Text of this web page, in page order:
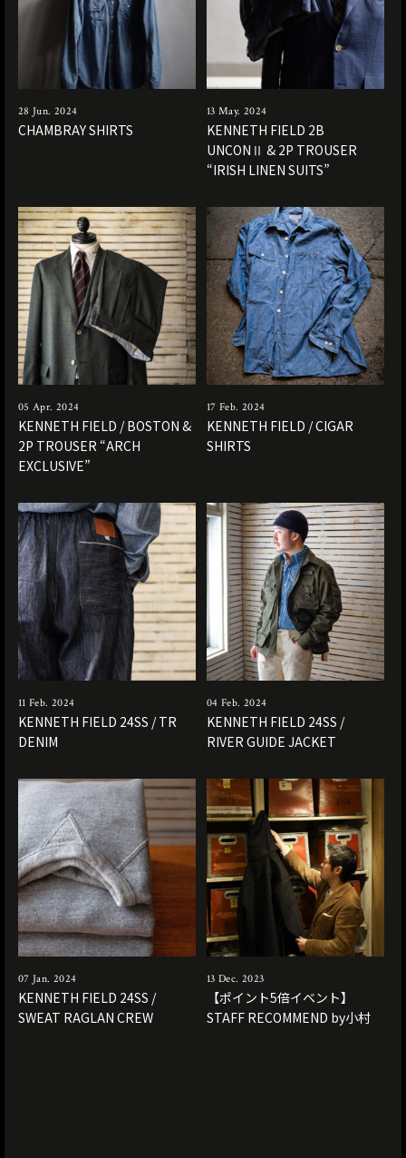
28 Jun. 2024
CHAMBRAY SHIRTS
13 May. 2024
KENNETH FIELD 2B
UNCONⅡ & 2P TROUSER
“IRISH LINEN SUITS”
05 Apr. 2024
KENNETH FIELD / BOSTON &
2P TROUSER “ARCH
EXCLUSIVE”
17 Feb. 2024
KENNETH FIELD / CIGAR
SHIRTS
11 Feb. 2024
KENNETH FIELD 24SS / TR
DENIM
04 Feb. 2024
KENNETH FIELD 24SS /
RIVER GUIDE JACKET
07 Jan. 2024
KENNETH FIELD 24SS /
SWEAT RAGLAN CREW
13 Dec. 2023
【ポイント5倍イベント】
STAFF RECOMMEND by小村